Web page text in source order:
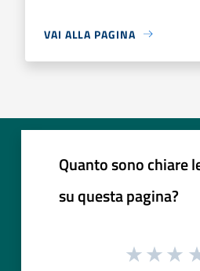
VAI ALLA PAGINA
Quanto sono chiare
su questa pagina?